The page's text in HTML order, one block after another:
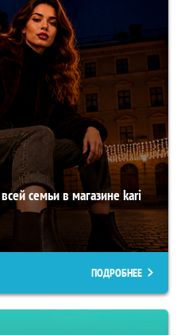
семьи в магазине kari
ПОДРОБНЕЕ